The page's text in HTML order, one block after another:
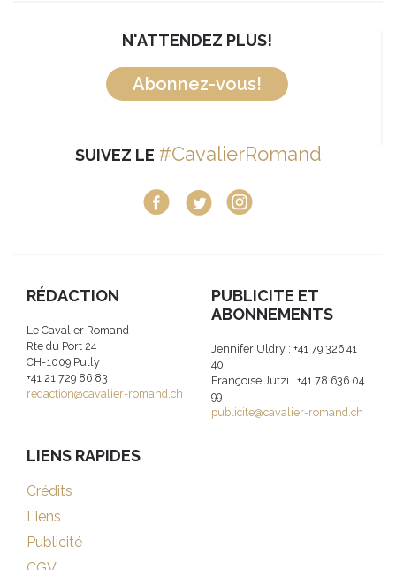
N'ATTENDEZ PLUS!
Abonnez-vous!
SUIVEZ LE #CavalierRomand
RÉDACTION
Le Cavalier Romand
Rte du Port 24
CH-1009 Pully
+41 21 729 86 83
redaction@cavalier-romand.ch
PUBLICITE ET
ABONNEMENTS
Jennifer Uldry : +41 79 326 41
40
Françoise Jutzi : +41 78 636 04
99
publicite@cavalier-romand.ch
LIENS RAPIDES
Crédits
Liens
Publicité